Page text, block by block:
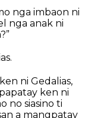
nga imbaon ni
nga anak ni
ni Gedalias,
ken ni
no siasino ti
a mangpatay